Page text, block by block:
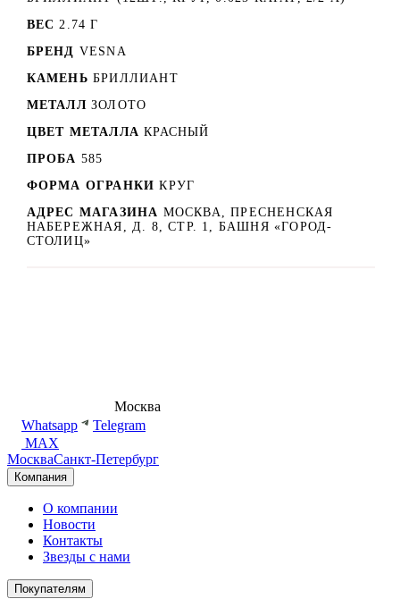
ВЕС 2.74 Г
БРЕНД VESNA
КАМЕНЬ БРИЛЛИАНТ
МЕТАЛЛ ЗОЛОТО
ЦВЕТ МЕТАЛЛА КРАСНЫЙ
ПРОБА 585
ФОРМА ОГРАНКИ КРУГ
АДРЕС МАГАЗИНА МОСКВА, ПРЕСНЕНСКАЯ
НАБЕРЕЖНАЯ, Д. 8, СТР. 1, БАШНЯ «ГОРОД-
СТОЛИЦ»
Москва
Whatsapp
Telegram
MAX
МоскваСанкт-Петербург
Компания
О компании
Новости
Контакты
Звезды с нами
Покупателям